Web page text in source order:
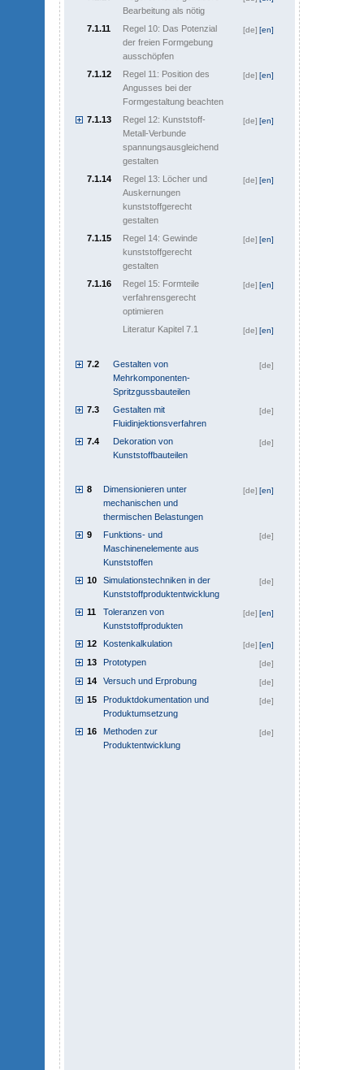
Bearbeitung als nötig
7.1.11
Regel 10: Das Potenzial
der freien Formgebung
ausschöpfen
[en]
[de]
7.1.12
Regel 11: Position des
Angusses bei der
Formgestaltung beachten
[en]
[de]
7.1.13
Regel 12: Kunststoff-
Metall-Verbunde
spannungsausgleichend
gestalten
[en]
[de]
7.1.14
Regel 13: Löcher und
Auskernungen
kunststoffgerecht
gestalten
[en]
[de]
7.1.15
Regel 14: Gewinde
kunststoffgerecht
gestalten
[en]
[de]
7.1.16
Regel 15: Formteile
verfahrensgerecht
optimieren
[en]
[de]
Literatur Kapitel 7.1 [en]
[de]
7.2
Gestalten von
Mehrkomponenten-
Spritzgussbauteilen
[de]
7.3
Gestalten mit
Fluidinjektionsverfahren
[de]
7.4
Dekoration von
Kunststoffbauteilen
[de]
8
Dimensionieren unter
mechanischen und
thermischen Belastungen
[en]
[de]
9
Funktions- und
Maschinenelemente aus
Kunststoffen
[de]
10
Simulationstechniken in der
Kunststoffproduktentwicklung
[de]
11
Toleranzen von
Kunststoffprodukten
[en]
[de]
12 Kostenkalkulation [en]
[de]
13 Prototypen [de]
14 Versuch und Erprobung [de]
15
Produktdokumentation und
Produktumsetzung
[de]
16
Methoden zur
Produktentwicklung
[de]